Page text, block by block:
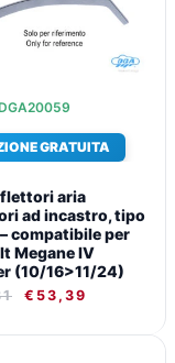
GRATUITA
aria
ad incastro, tipo
compatibile per
Megane IV
(10/16>11/24)
€ 53,39